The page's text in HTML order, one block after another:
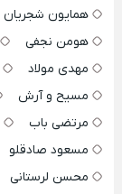
همایون شجریان
هومن نجفی
مهدی مولاد
مسیح و آرش
مرتضی باب
مسعود صادقلو
محسن لرستانی